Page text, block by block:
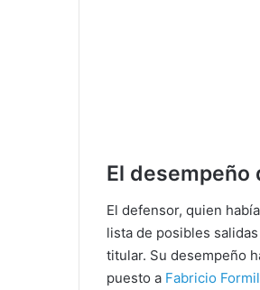
El desempeño
El defensor, quien
lista de posibles
titular. Su desempeño
puesto a Fabricio